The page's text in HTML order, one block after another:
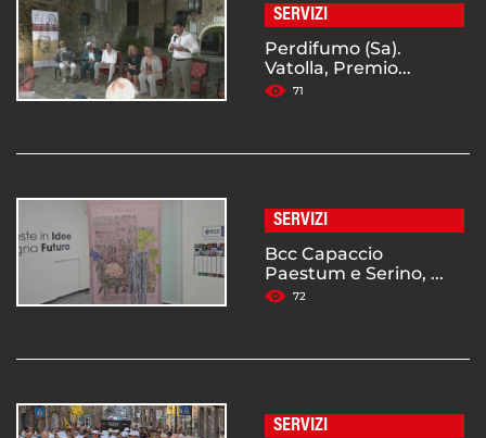
SERVIZI
Perdifumo (Sa).
Vatolla, Premio...
71
SERVIZI
Bcc Capaccio
Paestum e Serino, ...
72
SERVIZI